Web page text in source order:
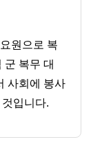
원으로 복
군 복무 대
사회에 봉사
입니다.